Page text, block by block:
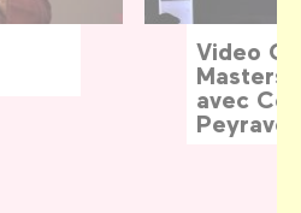
Video
avec